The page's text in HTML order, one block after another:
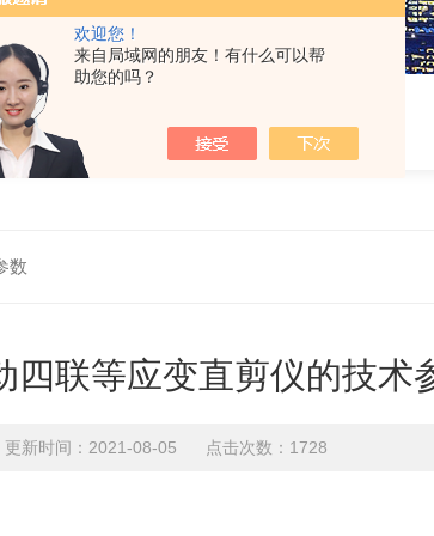
欢迎您！
来自局域网的朋友！有什么可以帮
助您的吗？
数
四联等应变直剪仪的技术
更新时间：2021-08-05 点击次数：1728